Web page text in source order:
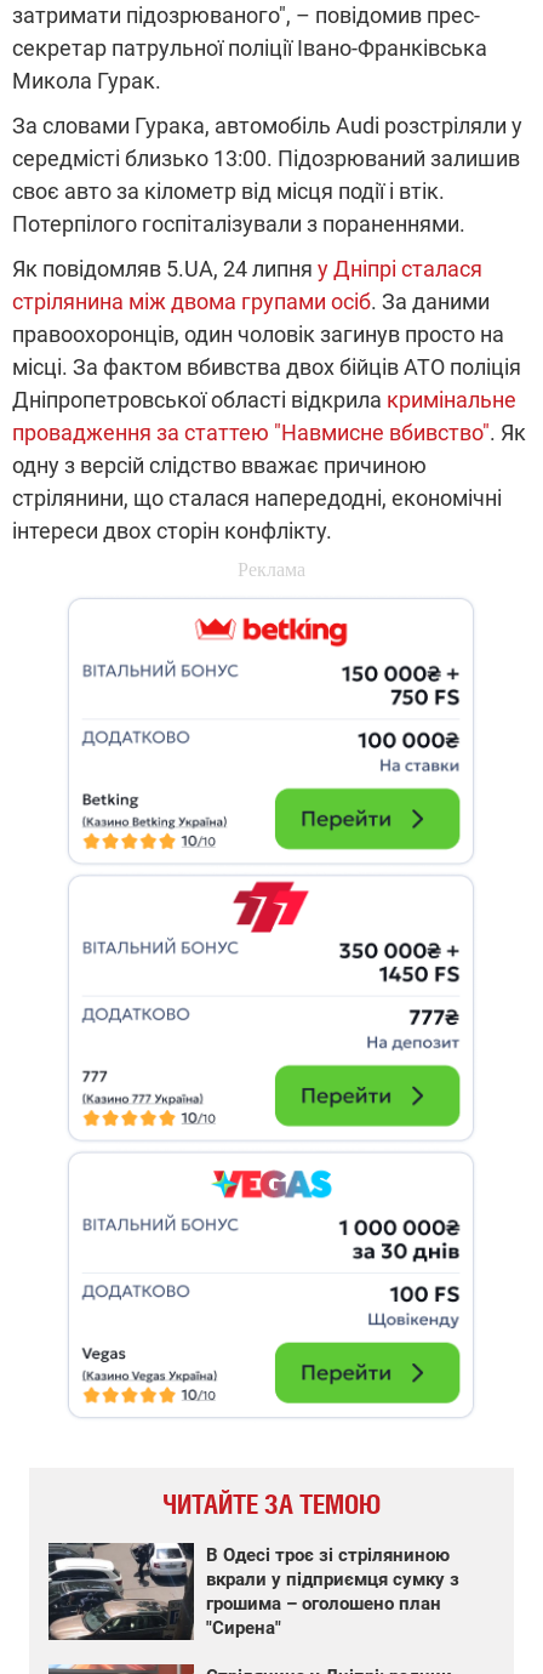
затримати підозрюваного", – повідомив прес-
секретар патрульної поліції Івано-Франківська
Микола Гурак.
За словами Гурака, автомобіль Audi розстріляли у
середмісті близько 13:00. Підозрюваний залишив
своє авто за кілометр від місця події і втік.
Потерпілого госпіталізували з пораненнями.
Як повідомляв 5.UA, 24 липня у Дніпрі сталася
стрілянина між двома групами осіб. За даними
правоохоронців, один чоловік загинув просто на
місці. За фактом вбивства двох бійців АТО поліція
Дніпропетровської області відкрила кримінальне
провадження за статтею "Навмисне вбивство". Як
одну з версій слідство вважає причиною
стрілянини, що сталася напередодні, економічні
інтереси двох сторін конфлікту.
ЧИТАЙТЕ ЗА ТЕМОЮ
В Одесі троє зі стріляниною
вкрали у підприємця сумку з
грошима – оголошено план
"Сирена"